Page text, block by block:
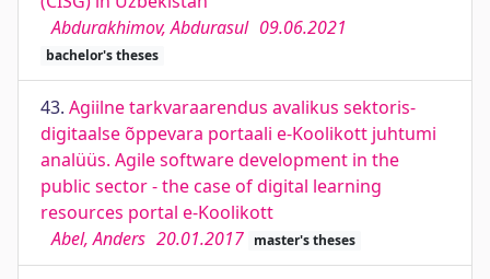
Abdurakhimov, Abdurasul 09.06.2021
bachelor's theses
43. Agiilne tarkvaraarendus avalikus sektoris-
digitaalse õppevara portaali e-Koolikott juhtumi
analüüs. Agile software development in the
public sector - the case of digital learning
resources portal e-Koolikott
Abel, Anders 20.01.2017 master's theses